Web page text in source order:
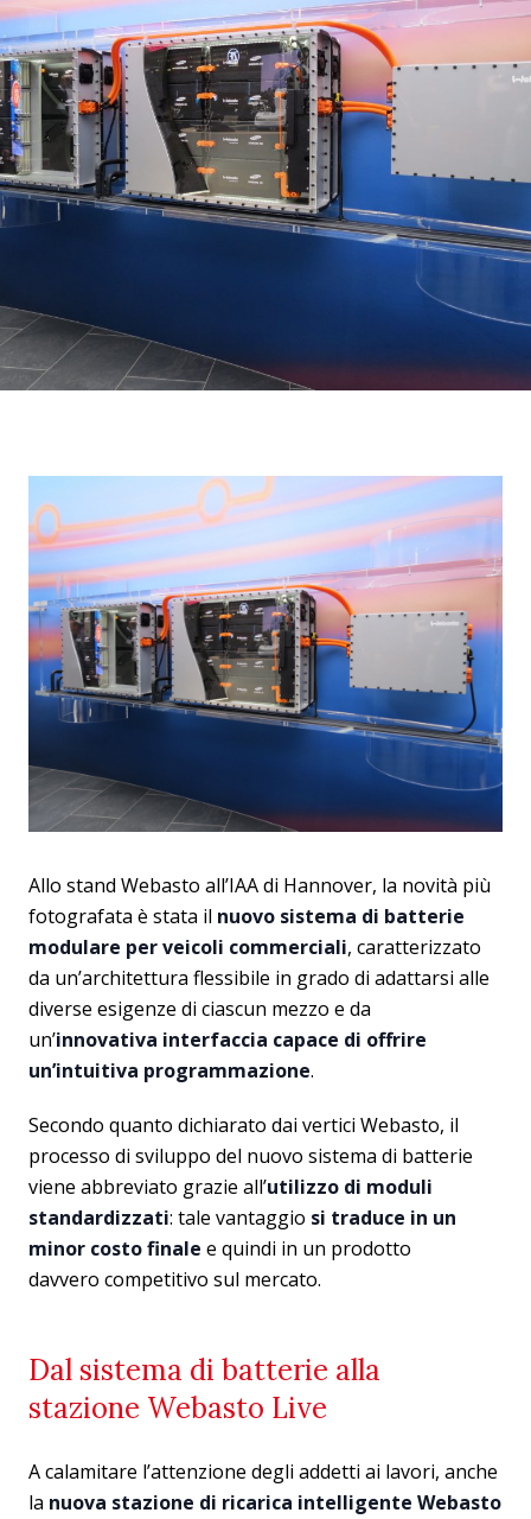
Allo stand Webasto all’IAA di Hannover, la novità più
fotografata è stata il nuovo sistema di batterie
modulare per veicoli commerciali, caratterizzato
da un’architettura flessibile in grado di adattarsi alle
diverse esigenze di ciascun mezzo e da
un’innovativa interfaccia capace di offrire
un’intuitiva programmazione.
Secondo quanto dichiarato dai vertici Webasto, il
processo di sviluppo del nuovo sistema di batterie
viene abbreviato grazie all’utilizzo di moduli
standardizzati: tale vantaggio si traduce in un
minor costo finale e quindi in un prodotto
davvero competitivo sul mercato.
Dal sistema di batterie alla
stazione Webasto Live
A calamitare l’attenzione degli addetti ai lavori, anche
la nuova stazione di ricarica intelligente Webasto